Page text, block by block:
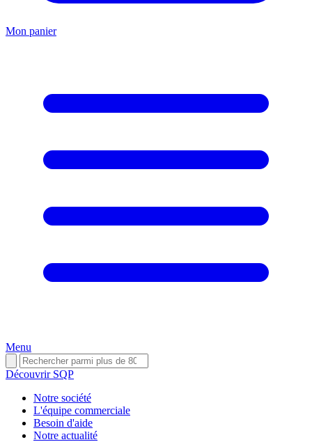
Mon panier
Menu
Découvrir SQP
Notre société
L'équipe commerciale
Besoin d'aide
Notre actualité